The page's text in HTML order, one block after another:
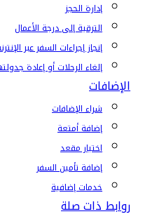
إدارة الحجز
الترقية إلى درجة الأعمال
إنجاز إجراءات السفر عبر
إلغاء الرحلات أو إعادة
الإضافات
شراء الإضافات
إضافة أمتعة
اختيار مقعد
إضافة تأمين السفر
خدمات إضافية
روابط ذات صلة